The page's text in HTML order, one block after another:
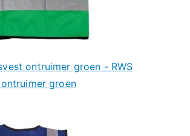
ontruimer groen - RWS
groen